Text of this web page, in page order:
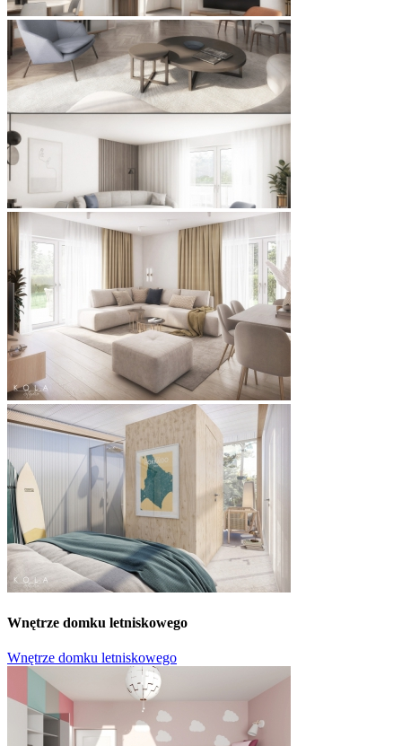
Wnętrze domku letniskowego
Wnętrze domku letniskowego